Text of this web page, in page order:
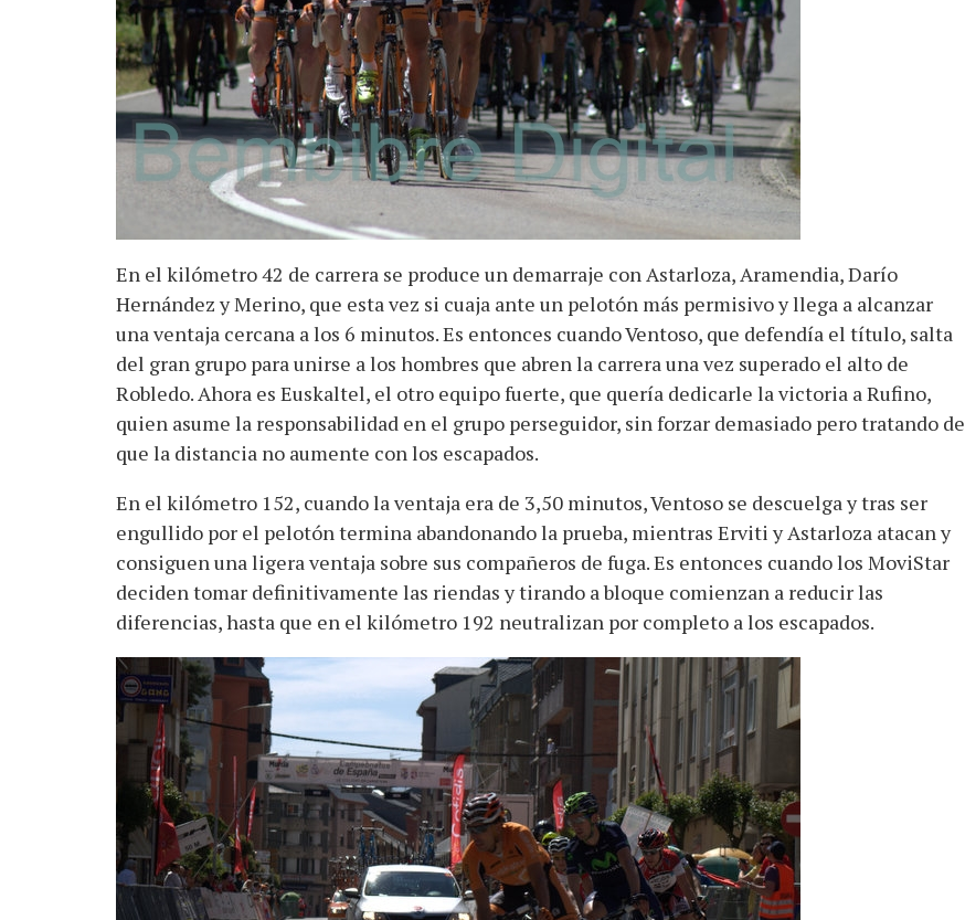
En el kilómetro 42 de carrera se produce un demarraje con Astarloza, Aramendia, Darío
Hernández y Merino, que esta vez si cuaja ante un pelotón más permisivo y llega a alcanzar
una ventaja cercana a los 6 minutos. Es entonces cuando Ventoso, que defendía el título, salta
del gran grupo para unirse a los hombres que abren la carrera una vez superado el alto de
Robledo. Ahora es Euskaltel, el otro equipo fuerte, que quería dedicarle la victoria a Rufino,
quien asume la responsabilidad en el grupo perseguidor, sin forzar demasiado pero tratando de
que la distancia no aumente con los escapados.
En el kilómetro 152, cuando la ventaja era de 3,50 minutos, Ventoso se descuelga y tras ser
engullido por el pelotón termina abandonando la prueba, mientras Erviti y Astarloza atacan y
consiguen una ligera ventaja sobre sus compañeros de fuga. Es entonces cuando los MoviStar
deciden tomar definitivamente las riendas y tirando a bloque comienzan a reducir las
diferencias, hasta que en el kilómetro 192 neutralizan por completo a los escapados.